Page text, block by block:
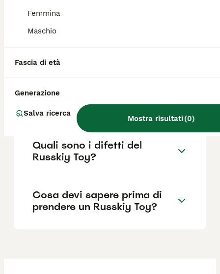
Femmina
Maschio
Fascia di età
Generazione
Salva ricerca
Mostra risultati(0)
dell'allevatore e la posizione.
Russkiy Toy?
Qual è il carattere del
Russkiy Toy?
Quali sono i difetti del
Russkiy Toy?
Cosa devi sapere prima di
prendere un Russkiy Toy?